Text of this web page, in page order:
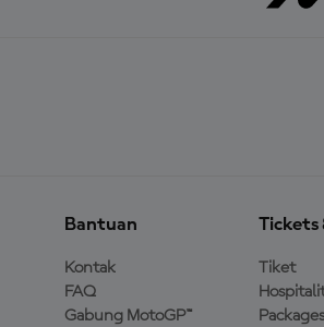
Bantuan
Kontak
FAQ
Gabung MotoGP™
Tickets
Tiket
Packages